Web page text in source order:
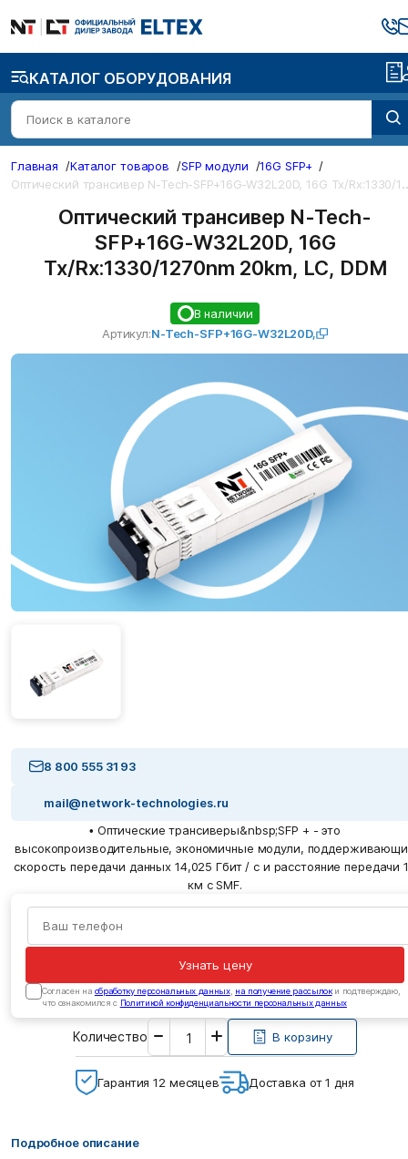
КАТАЛОГ ОБОРУДОВАНИЯ
Главная /Каталог товаров /SFP модули /16G SFP+ /
ический трансивер N-
Оптический трансивер N-Tech-
SFP+16G-W32L20D, 16G
Tx/Rx:1330/1270nm 20km, LC, DDM
В наличии
Артикул:N-Tech-SFP+16G-W32L20D,
8 800 555 31 93
mail@network-technologies.ru
• Оптические трансиверы&nbsp;SFP + - это
высокопроизводительные, экономичные модули,
скорость передачи данных 14,025 Гбит / с и расстояние передачи
км с SMF.
Узнать цену
Cогласен на обработку персональных данных, на получение рассылоки подтверждаю,
что ознакомился с Политикой конфиденциальности персональных данных
Количество
Введите
необходимое
количество
В корзину
Гарантия 12 месяцев Доставка от 1 дня
Подробное описание